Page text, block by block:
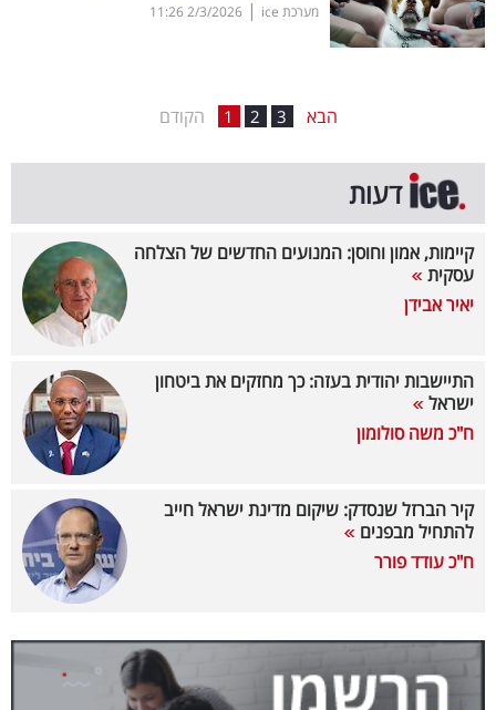
תיירות
המילון
הכלכלי
פודקאסט
40
ניוזלטרים
מערכת ice |
2/3/2026
11:26
הקודם 1 2 3 הבא
דעות
קיימות, אמון וחוסן: המנועים החדשים של הצלחה
עסקית
יאיר אבידן
התיישבות יהודית בעזה: כך מחזקים את ביטחון
ישראל
ח"כ משה סולומון
קיר הברזל שנסדק: שיקום מדינת ישראל חייב
להתחיל מבפנים
ח"כ עודד פורר